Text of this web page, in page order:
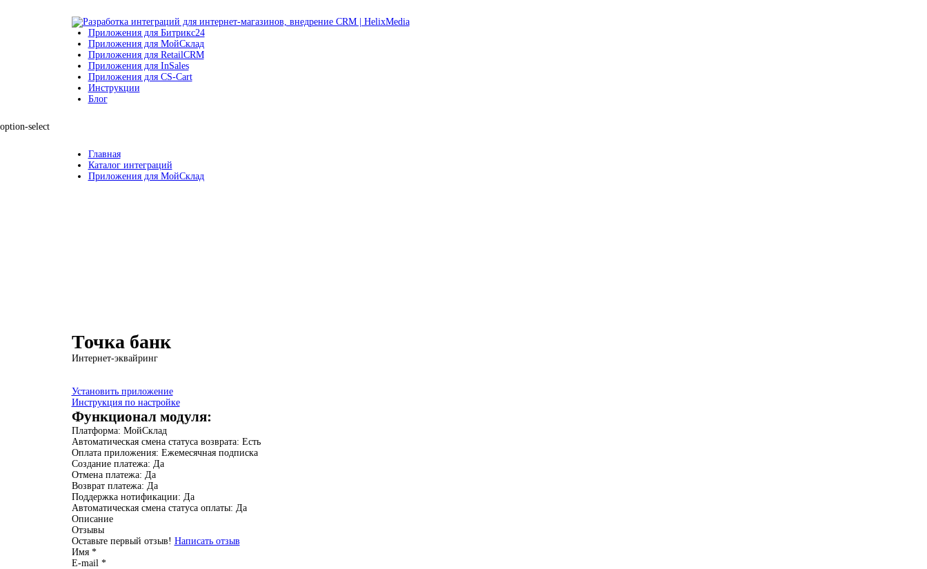
Приложения для Битрикс24
Приложения для МойСклад
Приложения для RetailCRM
Приложения для InSales
Приложения для CS-Cart
Инструкции
Блог
option-select
Главная
Каталог интеграций
Приложения для МойСклад
Точка банк
Интернет-эквайринг
Установить приложение
Инструкция по настройке
Функционал модуля:
Платформа: МойСклад
Автоматическая смена статуса возврата: Есть
Оплата приложения: Ежемесячная подписка
Создание платежа: Да
Отмена платежа: Да
Возврат платежа: Да
Поддержка нотификации: Да
Автоматическая смена статуса оплаты: Да
Описание
Отзывы
Оставьте первый отзыв! Написать отзыв
Имя *
E-mail *